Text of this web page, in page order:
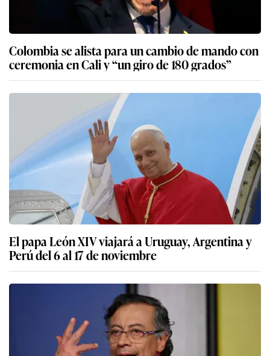
Colombia se alista para un cambio de mando con
ceremonia en Cali y “un giro de 180 grados”
El papa León XIV viajará a Uruguay, Argentina y
Perú del 6 al 17 de noviembre